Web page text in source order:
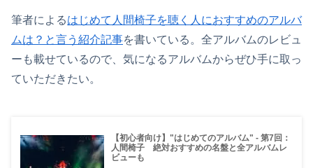
筆者によるはじめて人間椅子を聴く人におすすめのアルバ
ムは？と言う紹介記事を書いている。全アルバムのレビュ
ーも載せているので、気になるアルバムからぜひ手に取っ
ていただきたい。
【初心者向け】"はじめてのアルバム" - 第7回：
人間椅子 絶対おすすめの名盤と全アルバムレ
ビューも